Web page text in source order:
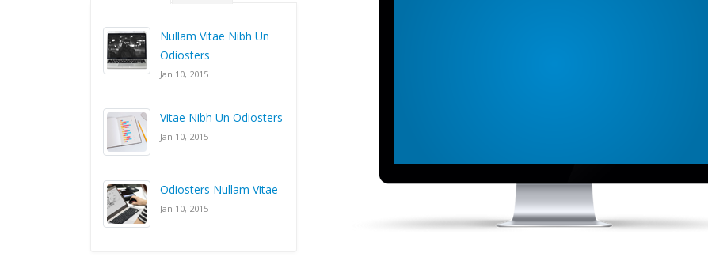
Nullam Vitae Nibh Un
Odiosters
Jan 10, 2015
Vitae Nibh Un Odiosters
Jan 10, 2015
Odiosters Nullam Vitae
Jan 10, 2015